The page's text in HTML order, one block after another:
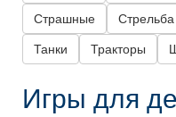
Страшные Стрельба
Танки Тракторы
Игры для